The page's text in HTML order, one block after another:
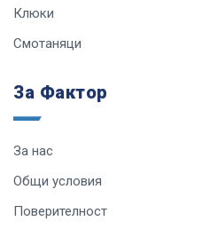
Клюки
Смотаняци
За Фактор
За нас
Общи условия
Поверителност